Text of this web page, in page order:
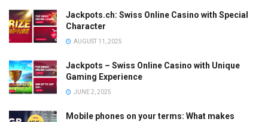
Jackpots.ch: Swiss Online Casino with Special
Character
AUGUST 11, 2025
Jackpots – Swiss Online Casino with Unique
Gaming Experience
JUNE 2, 2025
Mobile phones on your terms: What makes